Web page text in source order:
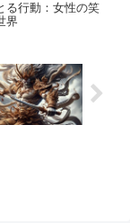
る行動：女性の笑
界